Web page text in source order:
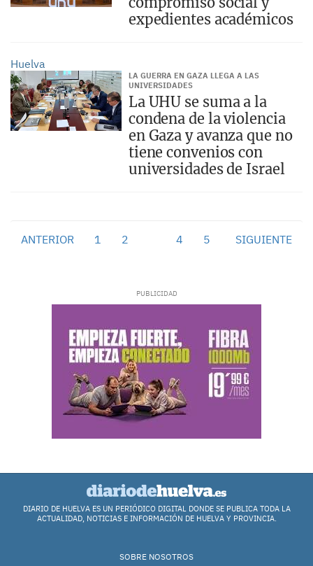
expedientes académicos
Huelva
LA GUERRA EN GAZA LLEGA A LAS
UNIVERSIDADES
La UHU se suma a la
condena de la violencia
en Gaza y avanza que no
tiene convenios con
universidades de Israel
ANTERIOR 1 2 4 5 SIGUIENTE
DIARIO DE HUELVA ES UN PERIÓDICO DIGITAL DONDE SE PUBLICA TODA LA
ACTUALIDAD, NOTICIAS E INFORMACIÓN DE HUELVA Y PROVINCIA.
SOBRE NOSOTROS